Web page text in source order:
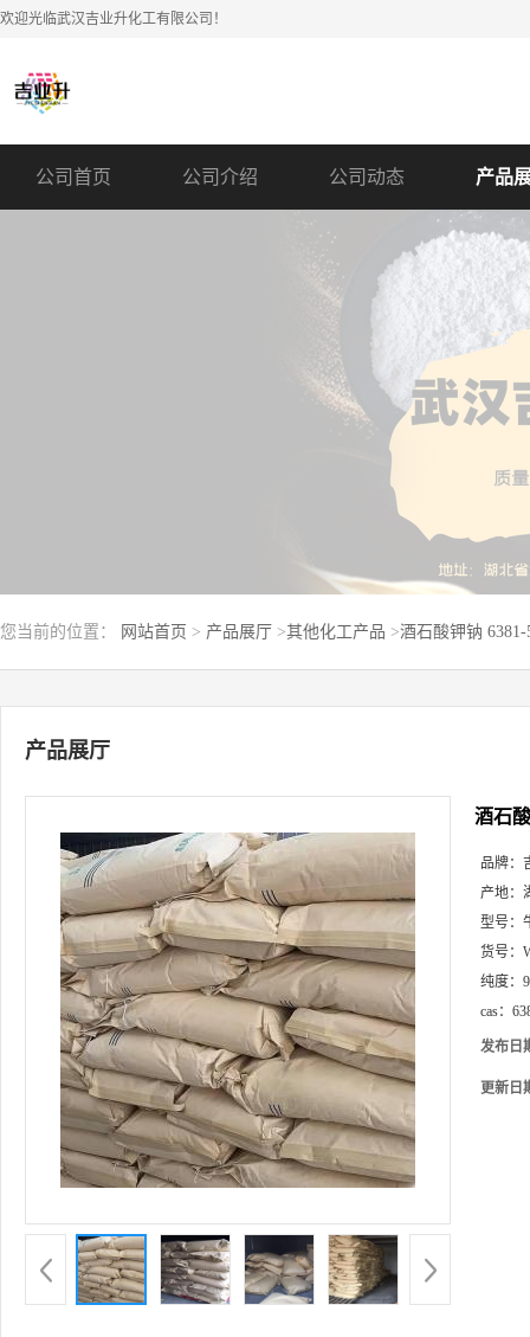
欢迎光临武汉吉业升化工有限公司！
公司首页 公司介绍 公司动态 产品
您当前的位置： 网站首页 > 产品展厅 >其他化工产品 >酒石酸钾钠
产品展厅
酒石
品牌：
产地：
型号：
货号：
纯度：
cas：
发布日
更新日